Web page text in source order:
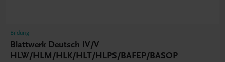
Bildung
Blattwerk Deutsch IV/V
HLW/HLM/HLK/HLT/HLPS/BAFEP/BASOP